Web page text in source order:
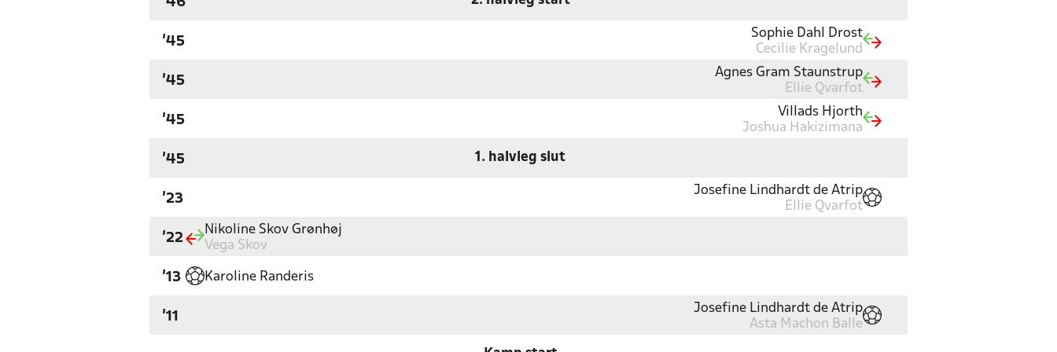
'46
'45
Sophie Dahl Drost
Cecilie Kragelund
'45
Agnes Gram Staunstrup
Ellie Qvarfot
'45
Villads Hjorth
Joshua Hakizimana
'45 1. halvleg slut
'23
Josefine Lindhardt de Atrip
Ellie Qvarfot
'22
Nikoline Skov Grønhøj
Vega Skov
'13 Karoline Randeris
'11
Josefine Lindhardt de Atrip
Asta Machon Balle